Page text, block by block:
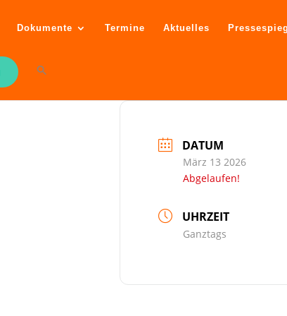
Dokumente Termine Aktuelles
DATUM
März 13 2026
Abgelaufen!
UHRZEIT
Ganztags